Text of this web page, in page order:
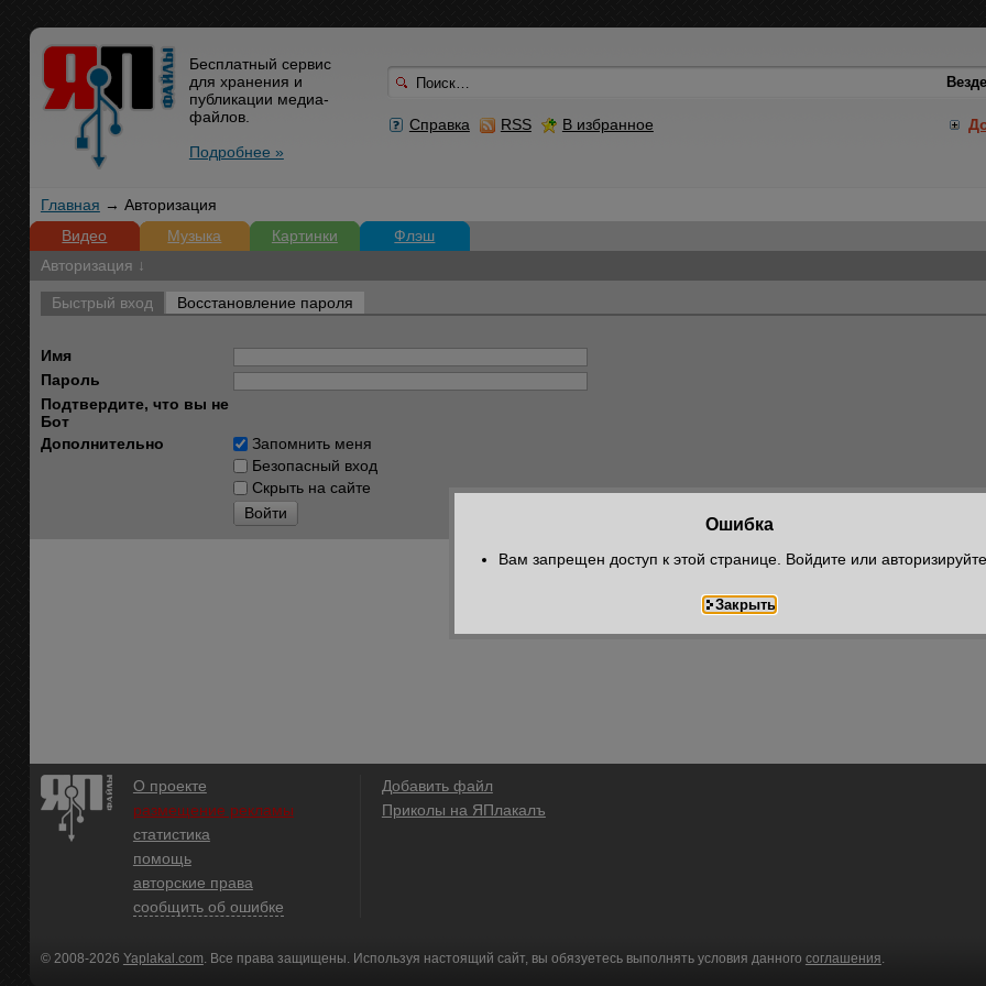
Справка RSS В избранное
Бесплатный сервис
для хранения и
публикации медиа-
файлов.
Подробнее »
Главная → Авторизация
Видео
Музыка Картинки
Флэш
Авторизация ↓
Быстрый вход Восстановление пароля
Имя
Пароль
Подтвердите, что вы не
Бот
Дополнительно
Запомнить меня
Безопасный вход
Скрыть на сайте
Войти
О проекте
размещение рекламы
статистика
помощь
авторские права
сообщить об ошибке
Добавить файл
Приколы на ЯПлакалъ
© 2008-2026 Yaplakal.com. Все права защищены. Используя настоящий сайт, вы обязуетесь выполнять условия данного соглашения.
Ошибка
Вам запрещен доступ к этой странице. Войдите или